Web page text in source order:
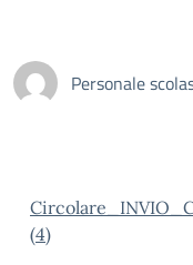
Personale
(4)